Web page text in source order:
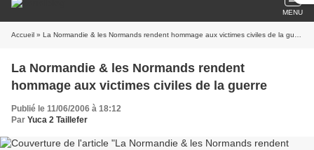
MENU
Accueil » La Normandie & les Normands rendent hommage aux victimes civiles de la guerre
La Normandie & les Normands rendent
hommage aux victimes civiles de la guerre
Publié le 11/06/2006 à 18:12
Par Yuca 2 Taillefer